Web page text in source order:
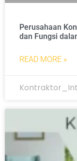
Perusahaan
dan Fungsi
READ MORE »